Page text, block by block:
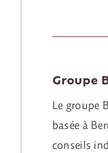
Groupe
Le groupe
basée à
conseils